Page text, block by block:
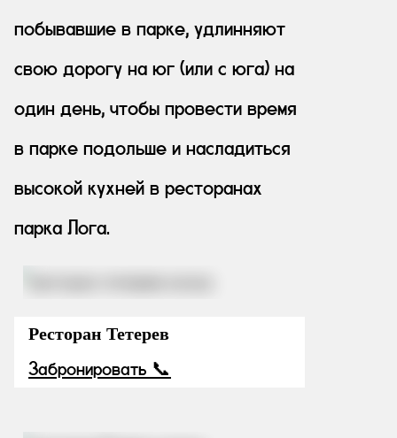
побывавшие в парке, удлинняют
свою дорогу на юг (или с юга) на
один день, чтобы провести время
в парке подольше и насладиться
высокой кухней в ресторанах
парка Лога.
Ресторан Тетерев
Забронировать 📞